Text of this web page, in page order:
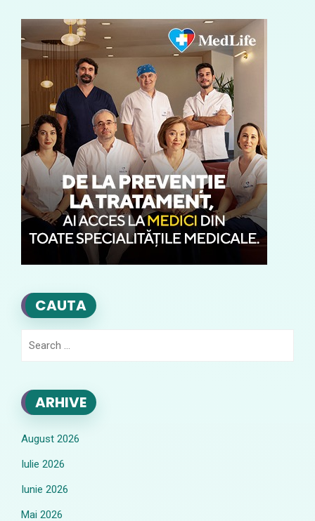
CAUTA
ARHIVE
August 2026
Iulie 2026
Iunie 2026
Mai 2026